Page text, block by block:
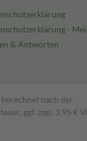
-
& Antworten
nach der
ggf. zzgl. 3,95 €